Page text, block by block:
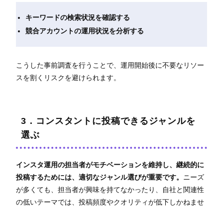
キーワードの検索状況を確認する
競合アカウントの運用状況を分析する
こうした事前調査を行うことで、運用開始後に不要なリソー
スを割くリスクを避けられます。
3．コンスタントに投稿できるジャンルを
選ぶ
インスタ運用の担当者がモチベーションを維持し、継続的に
投稿するためには、適切なジャンル選びが重要です。 ニーズ
が多くても、担当者が興味を持てなかったり、自社と関連性
の低いテーマでは、投稿頻度やクオリティが低下しかねませ